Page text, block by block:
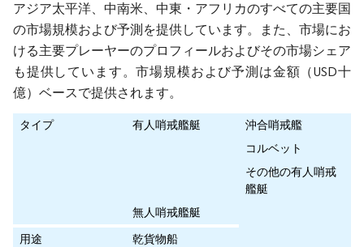
アジア太平洋、中南米、中東・アフリカのすべての主要国
の市場規模および予測を提供しています。また、市場にお
ける主要プレーヤーのプロフィールおよびその市場シェア
も提供しています。市場規模および予測は金額（USD十
億）ベースで提供されます。
タイプ 有人哨戒艦艇
沖合哨戒艦
コルベット
その他の有人哨戒
艦艇
無人哨戒艦艇
用途
乾貨物船